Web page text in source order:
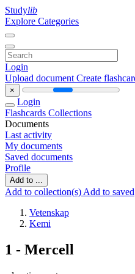
Studylib
Explore Categories
Login
Upload document Create
×
Login
Flashcards Collections
Documents
Last activity
My documents
Saved documents
Profile
Add to ...
Add to collection(s) Add to saved
Vetenskap
Kemi
1 - Mercell